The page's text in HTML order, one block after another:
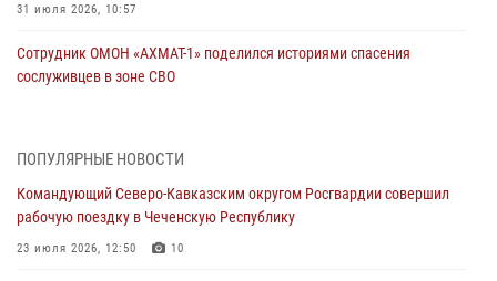
31 июля 2026, 10:57
Сотрудник ОМОН «АХМАТ-1» поделился историями спасения
сослуживцев в зоне СВО
Командующий Северо-Кавказским округом Росгвардии совершил
23 июля 2026, 12:50
Военнослужащий Управления Росгвардии по Чеченской Республике
ПОПУЛЯРНЫЕ НОВОСТИ
Командующий Северо-Кавказским округом Росгвардии совершил
рабочую поездку в Чеченскую Республику
23 июля 2026, 12:50 10